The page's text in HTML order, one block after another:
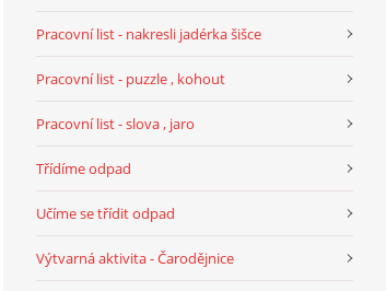
Pracovní list - nakresli jadérka šišce
Pracovní list - puzzle , kohout
Pracovní list - slova , jaro
Třídíme odpad
Učíme se třídit odpad
Výtvarná aktivita - Čarodějnice